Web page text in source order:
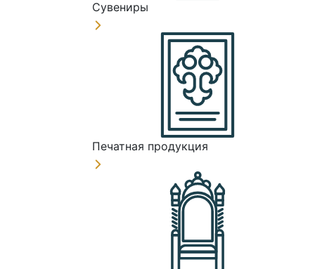
Сувениры
Печатная продукция